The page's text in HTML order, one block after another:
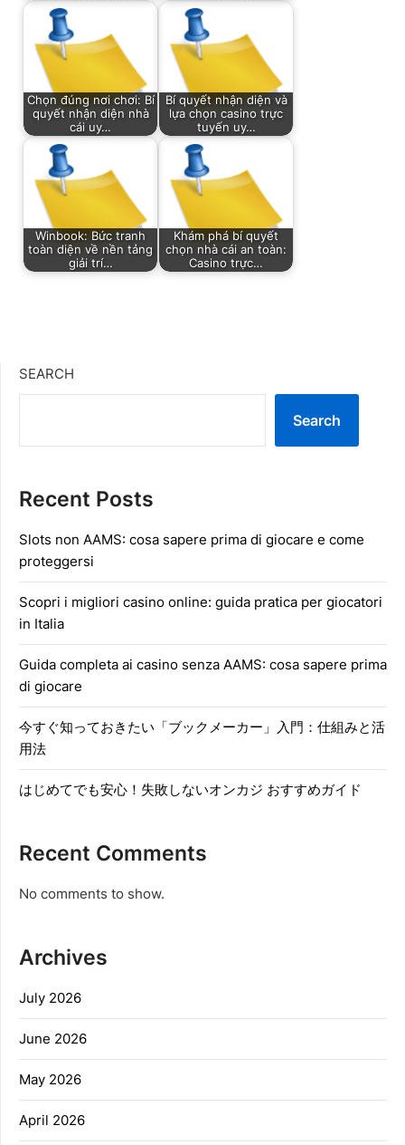
Chọn đúng nơi chơi: Bí
quyết nhận diện nhà
cái uy…
Bí quyết nhận diện và
lựa chọn casino trực
tuyến uy…
Winbook: Bức tranh
toàn diện về nền tảng
giải trí…
Khám phá bí quyết
chọn nhà cái an toàn:
Casino trực…
SEARCH
Search
Recent Posts
Slots non AAMS: cosa sapere prima di giocare e come
proteggersi
Scopri i migliori casino online: guida pratica per giocatori
in Italia
Guida completa ai casino senza AAMS: cosa sapere prima
di giocare
今すぐ知っておきたい「ブックメーカー」入門：仕組みと活
用法
はじめてでも安心！失敗しないオンカジ おすすめガイド
Recent Comments
No comments to show.
Archives
July 2026
June 2026
May 2026
April 2026